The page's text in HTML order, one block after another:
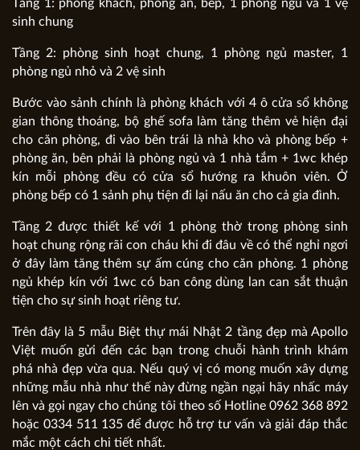
Tầng 1: phòng khách, phòng ăn, bếp, 1 phòng ngủ và 1 vệ
sinh chung
Tầng 2: phòng sinh hoạt chung, 1 phòng ngủ master, 1
phòng ngủ nhỏ và 2 vệ sinh
Bước vào sảnh chính là phòng khách với 4 ô cửa sổ không
gian thông thoáng, bộ ghế sofa làm tăng thêm vẻ hiện đại
cho căn phòng, đi vào bên trái là nhà kho và phòng bếp +
phòng ăn, bên phải là phòng ngủ và 1 nhà tắm + 1wc khép
kín mỗi phòng đều có cửa sổ hướng ra khuôn viên. Ở
phòng bếp có 1 sảnh phụ tiện đi lại nấu ăn cho cả gia đình.
Tầng 2 được thiết kế với 1 phòng thờ trong phòng sinh
hoạt chung rộng rãi con cháu khi đi đâu về có thể nghỉ ngơi
ở đây làm tăng thêm sự ấm cúng cho căn phòng. 1 phòng
ngủ khép kín với 1wc có ban công dùng lan can sắt thuận
tiện cho sự sinh hoạt riêng tư.
Trên đây là 5 mẫu Biệt thự mái Nhật 2 tầng đẹp mà Apollo
Việt muốn gửi đến các bạn trong chuỗi hành trình khám
phá nhà đẹp vừa qua. Nếu quý vị có mong muốn xây dựng
những mẫu nhà như thế này đừng ngần ngại hãy nhấc máy
lên và gọi ngay cho chúng tôi theo số Hotline 0962 368 892
hoặc 0334 511 135 để được hỗ trợ tư vấn và giải đáp thắc
mắc một cách chi tiết nhất.